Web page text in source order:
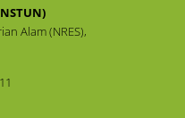
Alam (NRES),